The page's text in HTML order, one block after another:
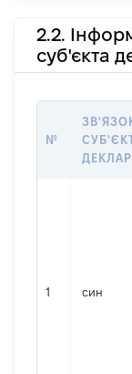
2.2.
суб'єкта
№
1 син